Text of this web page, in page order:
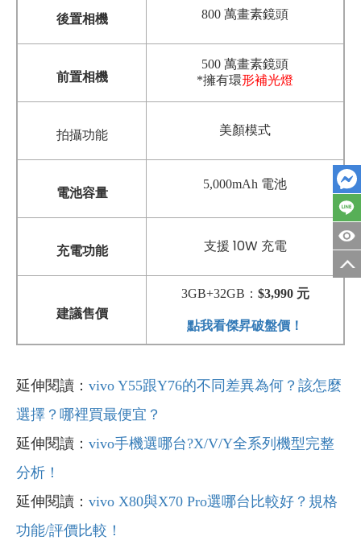
後置相機 800 萬畫素鏡頭
前置相機
500 萬畫素鏡頭
*擁有環形補光燈
拍攝功能 美顏模式
電池容量
5,000mAh 電池
充電功能 支援 10W 充電
建議售價
3GB+32GB： $3,990 元
點我看傑昇破盤價！
延伸閱讀： vivo Y55跟Y76的不同差異為何？該怎麼
選擇？哪裡買最便宜？
延伸閱讀： vivo手機選哪台?X/V/Y全系列機型完整
分析！
延伸閱讀： vivo X80與X70 Pro選哪台比較好？規格
功能/評價比較！